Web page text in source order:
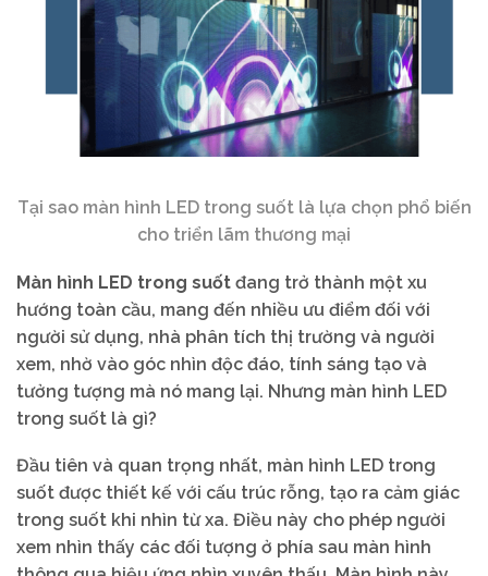
Tại sao màn hình LED trong suốt là lựa chọn phổ biến
cho triển lãm thương mại
Màn hình LED trong suốt đang trở thành một xu
hướng toàn cầu, mang đến nhiều ưu điểm đối với
người sử dụng, nhà phân tích thị trường và người
xem, nhờ vào góc nhìn độc đáo, tính sáng tạo và
tưởng tượng mà nó mang lại. Nhưng màn hình LED
trong suốt là gì?
Đầu tiên và quan trọng nhất, màn hình LED trong
suốt được thiết kế với cấu trúc rỗng, tạo ra cảm giác
trong suốt khi nhìn từ xa. Điều này cho phép người
xem nhìn thấy các đối tượng ở phía sau màn hình